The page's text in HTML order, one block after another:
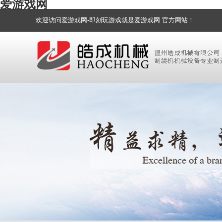
爱游戏网
欢迎访问爱游戏网-即刻玩游戏就是爱游戏网 官方网站！